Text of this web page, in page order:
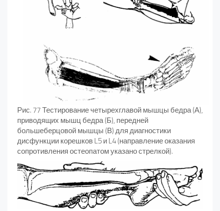
Рис. 77 Тестирование четырехглавой мышцы бедра (А),
приводящих мышц бедра (Б), передней
большеберцовой мышцы (В) для диагностики
дисфункции корешков L5 и L4 (направление оказания
сопротивления остеопатом указано стрелкой).